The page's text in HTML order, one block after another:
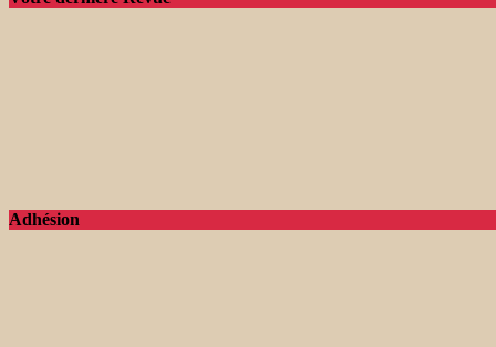
Adhésion